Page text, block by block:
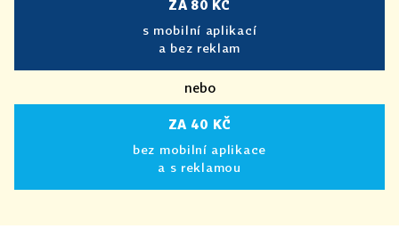
ZA 80 KČ
s mobilní aplikací
a bez reklam
nebo
ZA 40 KČ
bez mobilní aplikace
a s reklamou